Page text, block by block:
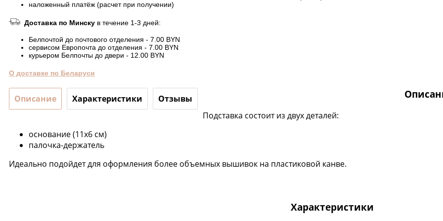
наложенный платёж (расчет при получении)
Доставка по Минску в течение 1-3 дней:
Белпочтой до почтового отделения - 7.00 BYN
сервисом Европочта до отделения - 7.00 BYN
курьером Белпочты до двери - 12.00 BYN
О доставке по Беларуси
Описание Характеристики Отзывы
Подставка состоит из двух деталей:
основание (11х6 см)
палочка-держатель
Идеально подойдет для оформления более объемных вышивок на пластиковой канве.
Характеристики